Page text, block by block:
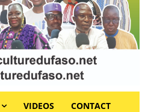
VIDEOS CONTACT